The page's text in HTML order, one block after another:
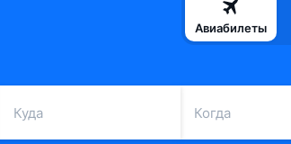
Авиабилеты
Когда